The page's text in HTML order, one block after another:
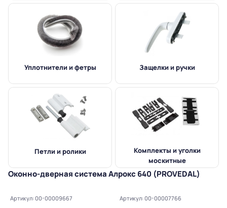
Уплотнители и фетры Защелки и ручки
Петли и ролики
Комплекты и уголки
москитные
Оконно-дверная система Алрокс 640 (PROVEDAL)
Артикул: 00-00009667 Артикул: 00-00007766